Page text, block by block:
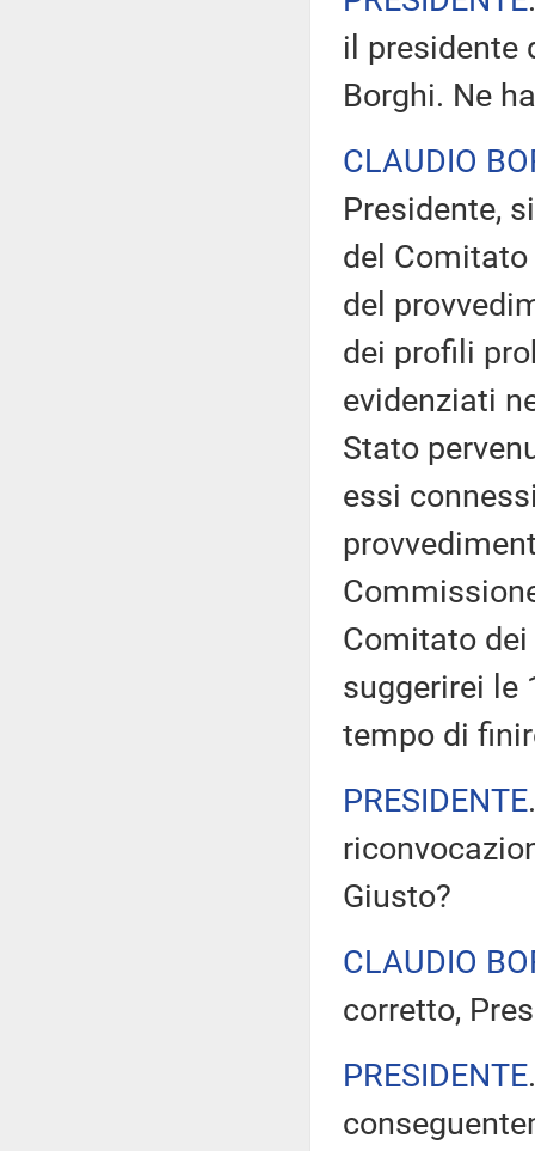
il presidente
Borghi. Ne
CLAUDIO
Presidente,
del
del
dei profili
evidenziati
Stato
essi
Comitato dei
suggerirei le
tempo di
PRESIDENTE
Giusto?
CLAUDIO
corretto,
PRESIDENTE